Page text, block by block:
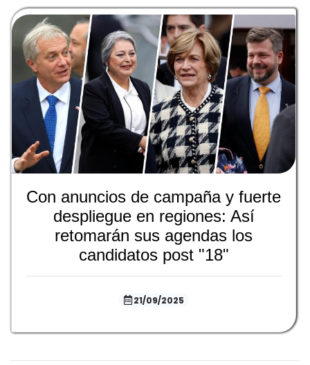
Con anuncios de campaña y fuerte
despliegue en regiones: Así
retomarán sus agendas los
candidatos post "18"
21/09/2025